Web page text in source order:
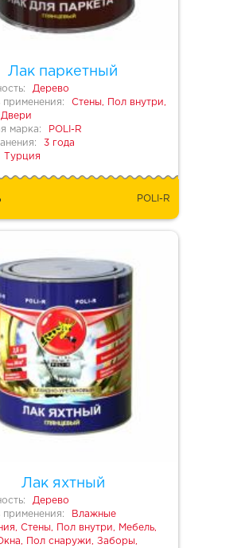
Лак паркетный
Дерево
применения:
Стены, Пол внутри,
марка:
POLI-R
3 года
Турция
POLI-R
Лак яхтный
Дерево
применения:
Влажные
Стены, Пол внутри, Мебель,
Пол снаружи, Заборы,